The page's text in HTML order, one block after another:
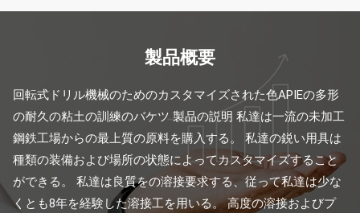
製品概要
回転式ドリル機械のためのカスタマイズされた色APIEの多形
の耐久の粘土の訓練のバケツ 製品の説明 私達は一流の未加工
鋼鉄工場からの最上質の原料を購入する。 私達の鋭い用具は
種類の装備および場所の状態によってカスタマイズすること
ができる。 私達は良質をの溶接要求する、従って私達は少な
くとも8年を経験した溶接工を用いる。 高度の溶接およびプ